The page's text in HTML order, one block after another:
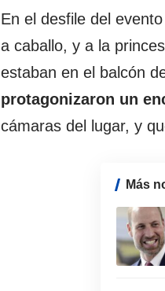
En el desfile del
a caballo, y a la
estaban en el balcón
protagonizaron un
cámaras del lugar, y
Más